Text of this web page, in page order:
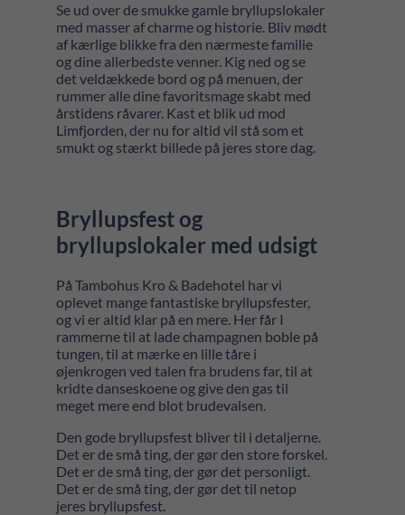
Se ud over de smukke gamle bryllupslokaler
med masser af charme og historie. Bliv mødt
af kærlige blikke fra den nærmeste familie
og dine allerbedste venner. Kig ned og se
det veldækkede bord og på menuen, der
rummer alle dine favoritsmage skabt med
årstidens råvarer. Kast et blik ud mod
Limfjorden, der nu for altid vil stå som et
smukt og stærkt billede på jeres store dag.
Bryllupsfest og
bryllupslokaler med udsigt
På Tambohus Kro & Badehotel har vi
oplevet mange fantastiske bryllupsfester,
og vi er altid klar på en mere. Her får I
rammerne til at lade champagnen boble på
tungen, til at mærke en lille tåre i
øjenkrogen ved talen fra brudens far, til at
kridte danseskoene og give den gas til
meget mere end blot brudevalsen.
Den gode bryllupsfest bliver til i detaljerne.
Det er de små ting, der gør den store forskel.
Det er de små ting, der gør det personligt.
Det er de små ting, der gør det til netop
jeres bryllupsfest.